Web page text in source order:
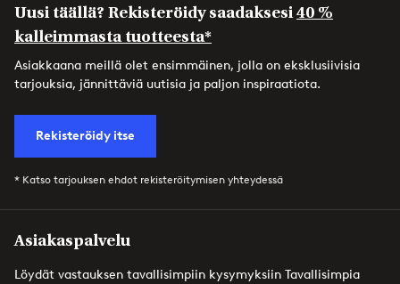
Uusi täällä? Rekisteröidy saadaksesi40 %
kalleimmasta tuotteesta*
Asiakkaana meillä olet ensimmäinen, jolla on eksklusiivisia
tarjouksia, jännittäviä uutisia ja paljon inspiraatiota.
Rekisteröidy itse
* Katso tarjouksen ehdot rekisteröitymisen yhteydessä
Asiakaspalvelu
Löydät vastauksen tavallisimpiin kysymyksiin Tavallisimpia